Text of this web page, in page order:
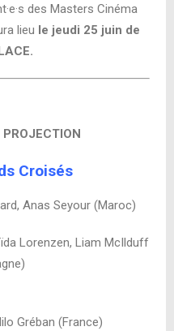
des Masters Cinéma
lieu le jeudi 25 juin de
PROJECTION
Croisés
Anas Seyour (Maroc)
Lorenzen, Liam McIlduff
Gréban (France)